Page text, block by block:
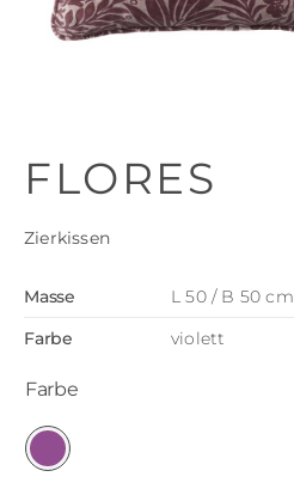
FLORES
Zierkissen
Masse
L 50 / B 50 cm
Farbe
violett
Farbe